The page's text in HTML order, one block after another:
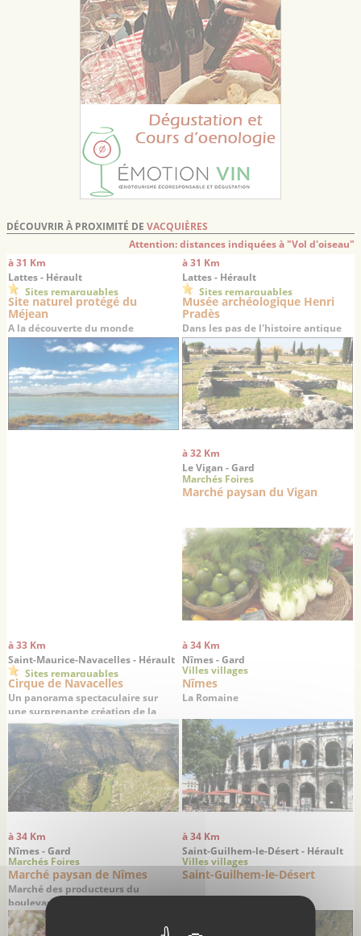
DÉCOUVRIR À PROXIMITÉ DE VACQUIÈRES
Attention: distances indiquées à "Vol d'oiseau"
à 31 Km
Lattes - Hérault
Sites remarquables
Site naturel protégé du
Méjean
A la découverte du monde
lagunaire languedocien
à 31 Km
Lattes - Hérault
Sites remarquables
Musée archéologique Henri
Pradès
Dans les pas de l'histoire antique
du Languedoc…
à 32 Km
Le Vigan - Gard
Marchés Foires
Marché paysan du Vigan
à 33 Km
Saint-Maurice-Navacelles - Hérault
Sites remarquables
Cirque de Navacelles
Un panorama spectaculaire sur
une surprenante création de la
nature
à 34 Km
Nîmes - Gard
Villes villages
Nîmes
La Romaine
à 34 Km
Nîmes - Gard
Marchés Foires
Marché paysan de Nîmes
Marché des producteurs du
boulevard Jean Jaurès
à 34 Km
Saint-Guilhem-le-Désert - Hérault
Villes villages
Saint-Guilhem-le-Désert